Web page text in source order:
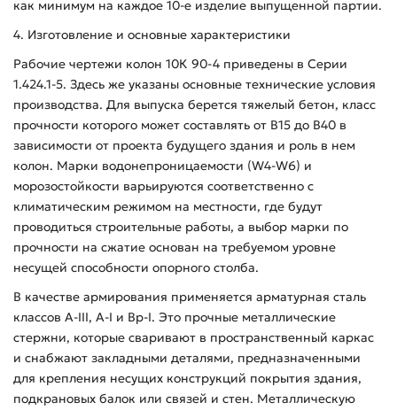
как минимум на каждое 10-е изделие выпущенной партии.
4. Изготовление и основные характеристики
Рабочие чертежи колон 10К 90-4 приведены в Серии
1.424.1-5. Здесь же указаны основные технические условия
производства. Для выпуска берется тяжелый бетон, класс
прочности которого может составлять от В15 до В40 в
зависимости от проекта будущего здания и роль в нем
колон. Марки водонепроницаемости (W4-W6) и
морозостойкости варьируются соответственно с
климатическим режимом на местности, где будут
проводиться строительные работы, а выбор марки по
прочности на сжатие основан на требуемом уровне
несущей способности опорного столба.
В качестве армирования применяется арматурная сталь
классов А-ІІІ, А-І и Вр-І. Это прочные металлические
стержни, которые сваривают в пространственный каркас
и снабжают закладными деталями, предназначенными
для крепления несущих конструкций покрытия здания,
подкрановых балок или связей и стен. Металлическую